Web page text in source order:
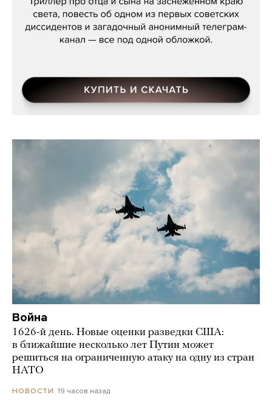
Война
1626-й день. Новые оценки разведки США:
в ближайшие несколько лет Путин может
решиться на ограниченную атаку на одну из стран
НАТО
НОВОСТИ 19 часов назад